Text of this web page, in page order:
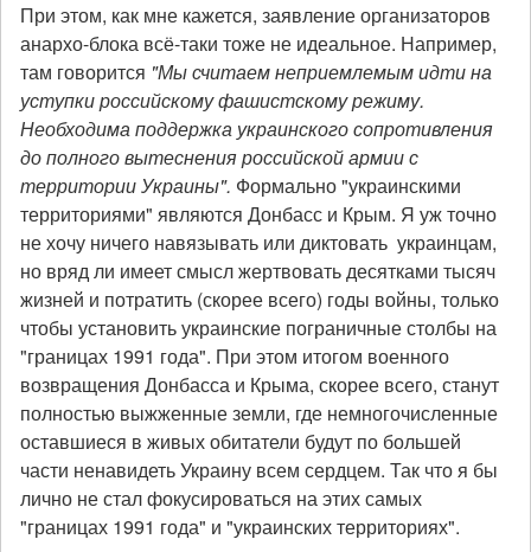
При этом, как мне кажется, заявление организаторов
анархо-блока всё-таки тоже не идеальное. Например,
там говорится "Мы считаем неприемлемым идти на
уступки российскому фашистскому режиму.
Необходима поддержка украинского сопротивления
до полного вытеснения российской армии с
территории Украины". Формально "украинскими
территориями" являются Донбасс и Крым. Я уж точно
не хочу ничего навязывать или диктовать украинцам,
но вряд ли имеет смысл жертвовать десятками тысяч
жизней и потратить (скорее всего) годы войны, только
чтобы установить украинские пограничные столбы на
"границах 1991 года". При этом итогом военного
возвращения Донбасса и Крыма, скорее всего, станут
полностью выжженные земли, где немногочисленные
оставшиеся в живых обитатели будут по большей
части ненавидеть Украину всем сердцем. Так что я бы
лично не стал фокусироваться на этих самых
"границах 1991 года" и "украинских территориях".